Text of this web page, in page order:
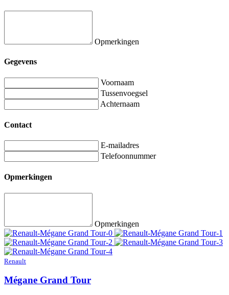
Opmerkingen
Gegevens
Voornaam
Tussenvoegsel
Achternaam
Contact
E-mailadres
Telefoonnummer
Opmerkingen
Opmerkingen
Renault
Mégane Grand Tour